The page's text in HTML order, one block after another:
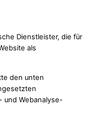
Dienstleister, die für
als
den unten
und Webanalyse-